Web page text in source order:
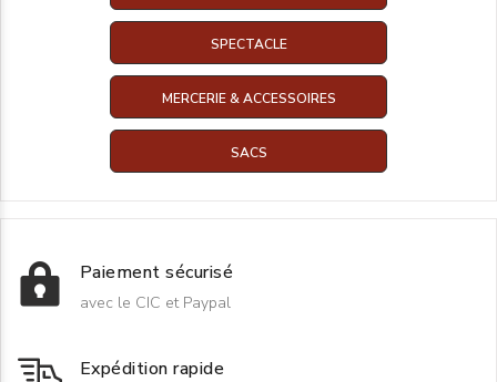
SPECTACLE
MERCERIE & ACCESSOIRES
SACS
Paiement sécurisé
avec le CIC et Paypal
Expédition rapide